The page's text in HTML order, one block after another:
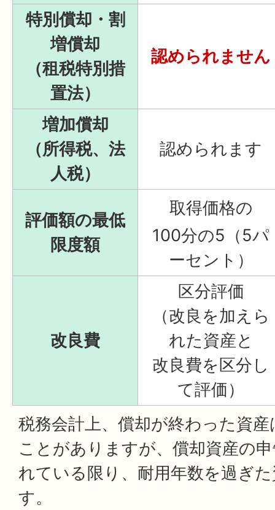
特別償却・割
増償却
（租税特別措
置法）
認められません
増加償却
（所得税、法
人税）
認められます
評価額の最低
限度額
取得価格の
100分の5（5パ
ーセント）
改良費
区分評価
（改良を加えら
れた資産と
改良費を区分し
て評価）
税務会計上、償却が終わった資
ことがありますが、償却資産の
れている限り、耐用年数を過ぎ
す。